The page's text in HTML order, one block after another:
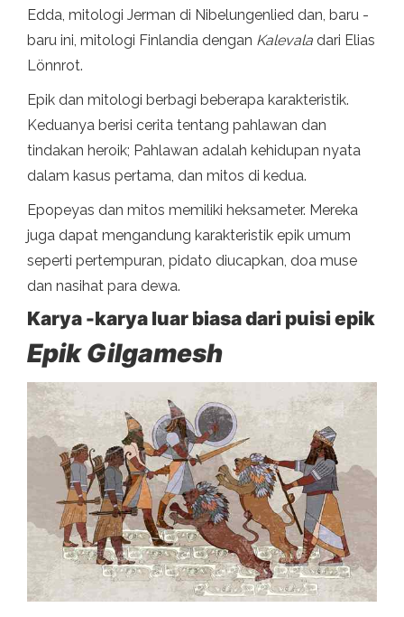
Edda, mitologi Jerman di Nibelungenlied dan, baru -
baru ini, mitologi Finlandia dengan Kalevala dari Elias
Lönnrot.
Epik dan mitologi berbagi beberapa karakteristik.
Keduanya berisi cerita tentang pahlawan dan
tindakan heroik; Pahlawan adalah kehidupan nyata
dalam kasus pertama, dan mitos di kedua.
Epopeyas dan mitos memiliki heksameter. Mereka
juga dapat mengandung karakteristik epik umum
seperti pertempuran, pidato diucapkan, doa muse
dan nasihat para dewa.
Karya -karya luar biasa dari puisi epik
Epik Gilgamesh